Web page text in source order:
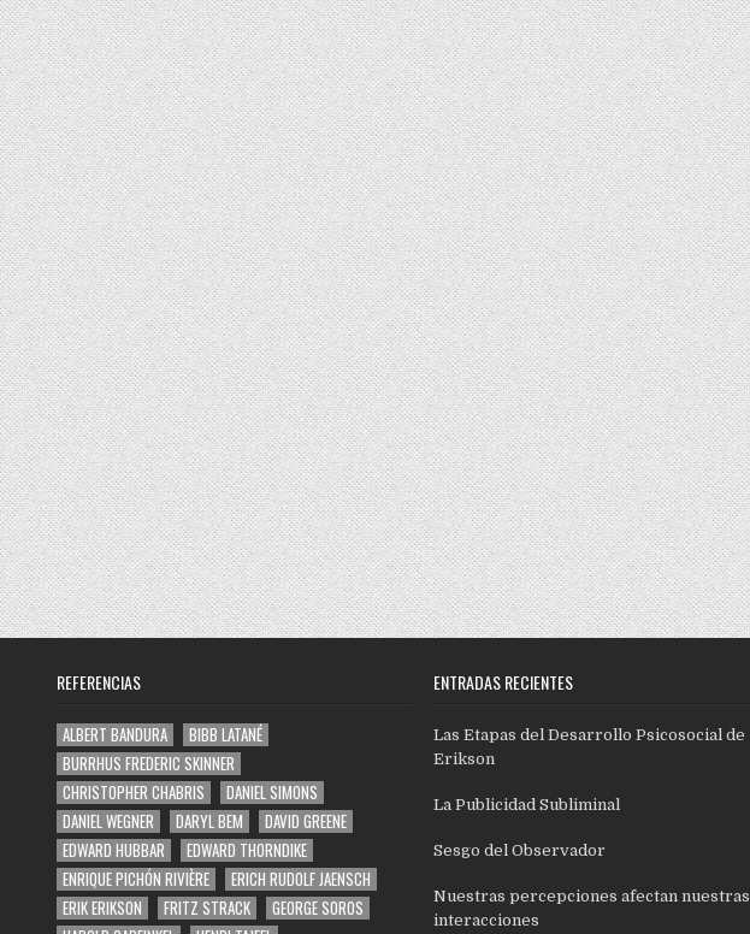
REFERENCIAS
ALBERT BANDURA
BIBB LATANÉ
BURRHUS FREDERIC SKINNER
CHRISTOPHER CHABRIS
DANIEL SIMONS
DANIEL WEGNER
DARYL BEM
DAVID GREENE
EDWARD HUBBAR
EDWARD THORNDIKE
ENRIQUE PICHÓN RIVIÈRE
ERICH RUDOLF JAENSCH
ERIK ERIKSON
FRITZ STRACK
GEORGE SOROS
ENTRADAS RECIENTES
Las Etapas del Desarrollo Psicosocial de
Erikson
La Publicidad Subliminal
Sesgo del Observador
Nuestras percepciones afectan nuestras
interacciones